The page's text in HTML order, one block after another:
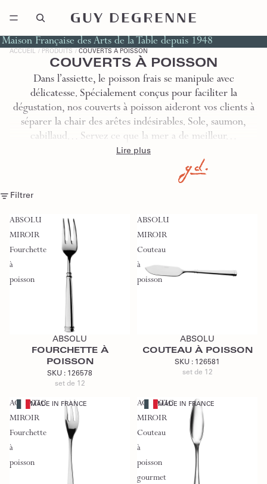
Maison Française des Arts de la Table depuis 1948
ACCUEIL PRODUITS COUVERTS À POISSON
COUVERTS À POISSON
Dans l’assiette, le poisson frais se manipule avec
délicatesse. Spécialement conçus pour faciliter la
dégustation, nos couverts à poisson aideront vos clients à
séparer la chair des arêtes indésirables. Sole, saumon,
cabillaud… Servez ce que la mer a de meilleur…
Lire plus
Filtrer
ABSOLU
MIROIR
Fourchette
à
poisson
Ajouter au devis
ABSOLU
FOURCHETTE À
POISSON
SKU : 126578
set de 12
ABSOLU
MIROIR
Couteau
à
poisson
ABSOLU
COUTEAU À POISSON
SKU : 126581
set de 12
AQUATIC
MIROIR
Fourchette
à
poisson
MADE IN FRANCE
AQUATIC
MIROIR
Couteau
à
poisson
gourmet
MADE IN FRANCE